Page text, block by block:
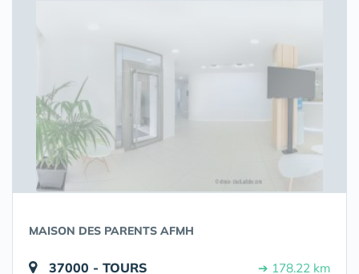
MAISON DES PARENTS AFMH
37000 - TOURS ➔ 178.22 km